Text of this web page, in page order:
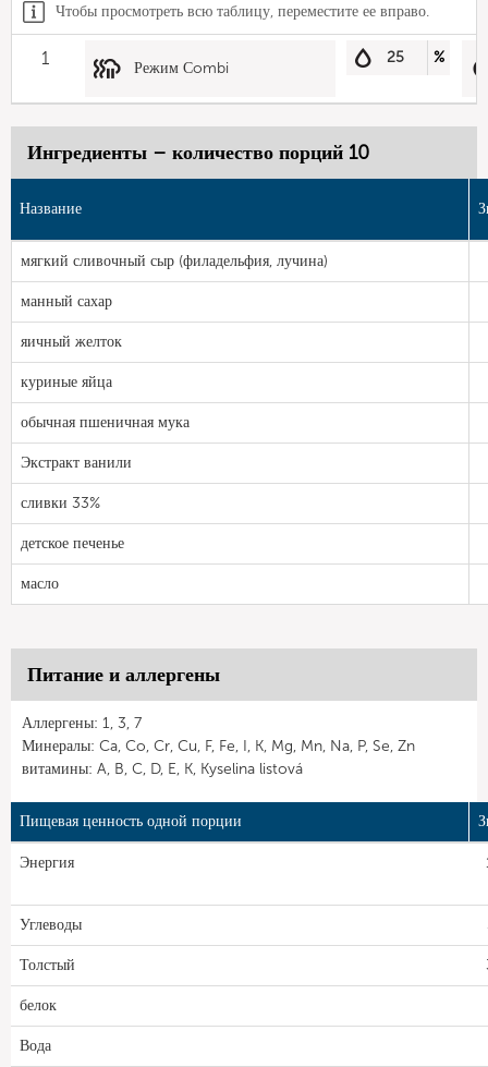
Чтобы просмотреть всю таблицу, переместите ее вправо.
1 Режим Сombi
25 %
Ингредиенты – количество порций 10
Название
мягкий сливочный сыр (филадельфия, лучина)
манный сахар
яичный желток
куриные яйца
обычная пшеничная мука
Экстракт ванили
сливки 33%
детское печенье
масло
Питание и аллергены
Аллергены: 1, 3, 7
Минералы: Ca, Co, Cr, Cu, F, Fe, I, K, Mg, Mn, Na, P, Se, Zn
витамины: A, B, C, D, E, K, Kyselina listová
Пищевая ценность одной порции
Энергия
Углеводы
Толстый
белок
Вода